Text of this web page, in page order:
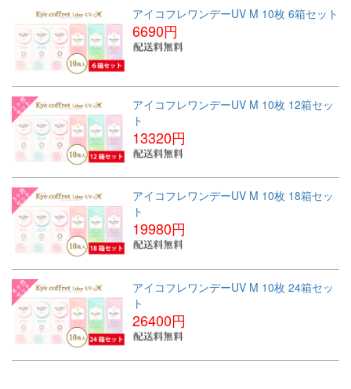
アイコフレワンデーUV M 10枚 6箱セット
6690円
アイコフレワンデーUV M 10枚 12箱セッ
ト
13320円
アイコフレワンデーUV M 10枚 18箱セッ
ト
19980円
アイコフレワンデーUV M 10枚 24箱セッ
ト
26400円